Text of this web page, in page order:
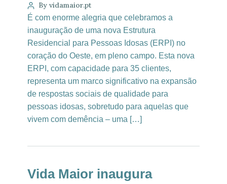
By vidamaior.pt
É com enorme alegria que celebramos a
inauguração de uma nova Estrutura
Residencial para Pessoas Idosas (ERPI) no
coração do Oeste, em pleno campo. Esta nova
ERPI, com capacidade para 35 clientes,
representa um marco significativo na expansão
de respostas sociais de qualidade para
pessoas idosas, sobretudo para aquelas que
vivem com demência – uma […]
Vida Maior inaugura